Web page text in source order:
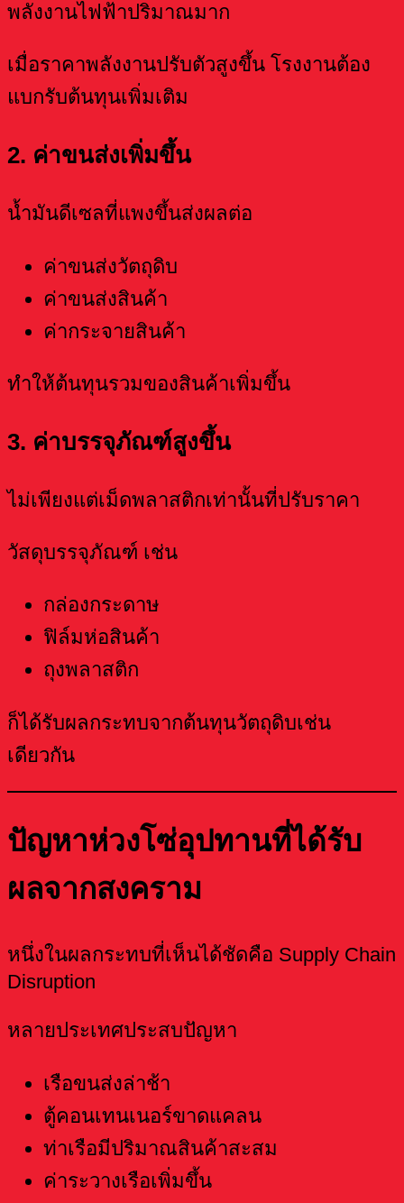
พลังงานไฟฟ้าปริมาณมาก
เมื่อราคาพลังงานปรับตัวสูงขึ้น โรงงานต้อง
แบกรับต้นทุนเพิ่มเติม
2. ค่าขนส่งเพิ่มขึ้น
น้ำมันดีเซลที่แพงขึ้นส่งผลต่อ
ค่าขนส่งวัตถุดิบ
ค่าขนส่งสินค้า
ค่ากระจายสินค้า
ทำให้ต้นทุนรวมของสินค้าเพิ่มขึ้น
3. ค่าบรรจุภัณฑ์สูงขึ้น
ไม่เพียงแต่เม็ดพลาสติกเท่านั้นที่ปรับราคา
วัสดุบรรจุภัณฑ์ เช่น
กล่องกระดาษ
ฟิล์มห่อสินค้า
ถุงพลาสติก
ก็ได้รับผลกระทบจากต้นทุนวัตถุดิบเช่น
เดียวกัน
ปัญหาห่วงโซ่อุปทานที่ได้รับ
ผลจากสงคราม
หนึ่งในผลกระทบที่เห็นได้ชัดคือ Supply Chain
Disruption
หลายประเทศประสบปัญหา
เรือขนส่งล่าช้า
ตู้คอนเทนเนอร์ขาดแคลน
ท่าเรือมีปริมาณสินค้าสะสม
ค่าระวางเรือเพิ่มขึ้น